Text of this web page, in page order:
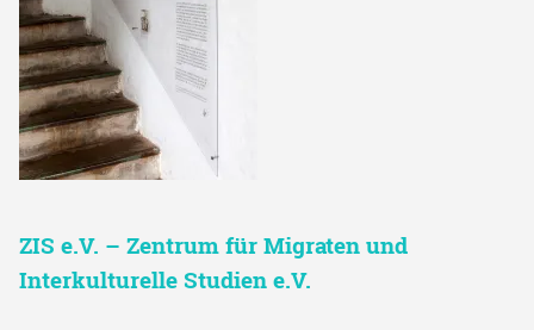
ZIS e.V. – Zentrum für Migraten und
Interkulturelle Studien e.V.